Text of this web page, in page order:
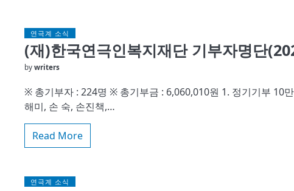
연극계 소식
(재)한국연극인복지재단 기부자명단
by writers
※ 총기부자 : 224명 ※ 총기부금 : 6,060,010원 1. 정기기부 10
해미, 손 숙, 손진책,…
Read More
연극계 소식